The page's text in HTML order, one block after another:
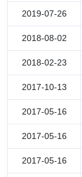
2019-07-26
2018-08-02
2018-02-23
2017-10-13
2017-05-16
2017-05-16
2017-05-16